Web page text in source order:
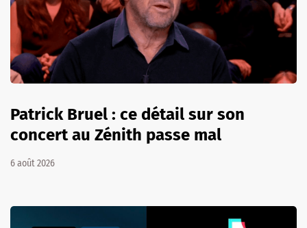
Patrick Bruel : ce détail sur son
concert au Zénith passe mal
6 août 2026